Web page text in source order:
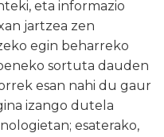
eta informazio
jartzea zen
egin beharreko
sortuta dauden
esan nahi du gaur
izango dutela
esaterako,